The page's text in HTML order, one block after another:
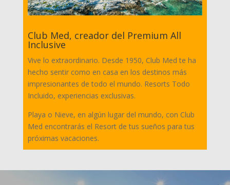
Club Med, creador del Premium All
Inclusive
Vive lo extraordinario. Desde 1950, Club Med te ha
hecho sentir como en casa en los destinos más
impresionantes de todo el mundo. Resorts Todo
Incluido, experiencias exclusivas.
Playa o Nieve, en algún lugar del mundo, con Club
Med encontrarás el Resort de tus sueños para tus
próximas vacaciones.